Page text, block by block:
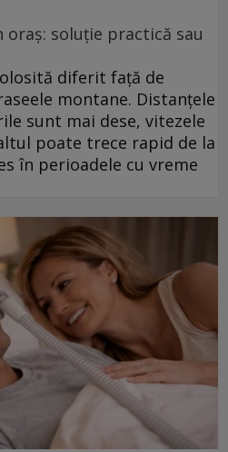
oraș: soluție practică sau
diferit față de
montane. Distanțele
sunt mai dese, vitezele
poate trece rapid de la
în perioadele cu vreme